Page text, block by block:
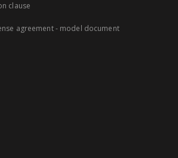
clause
agreement - model document